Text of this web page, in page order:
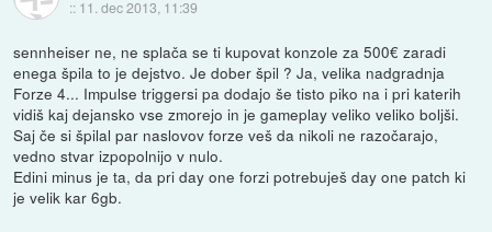
:: 11. dec 2013, 11:39
sennheiser ne, ne splača se ti kupovat konzole za 500€ zaradi
enega špila to je dejstvo. Je dober špil ? Ja, velika nadgradnja
Forze 4... Impulse triggersi pa dodajo še tisto piko na i pri katerih
vidiš kaj dejansko vse zmorejo in je gameplay veliko veliko boljši.
Saj če si špilal par naslovov forze veš da nikoli ne razočarajo,
vedno stvar izpopolnijo v nulo.
Edini minus je ta, da pri day one forzi potrebuješ day one patch ki
je velik kar 6gb.